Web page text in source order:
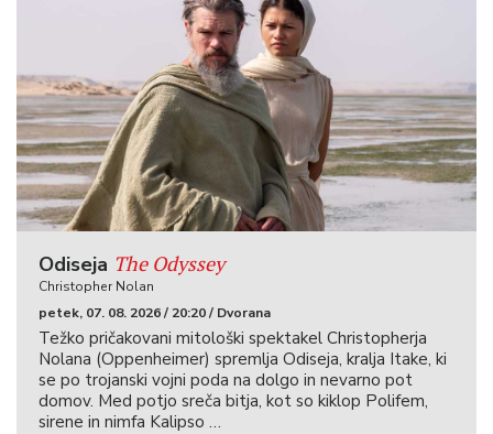
Odiseja The Odyssey
Christopher Nolan
petek, 07. 08. 2026 / 20:20 / Dvorana
Težko pričakovani mitološki spektakel Christopherja
Nolana (Oppenheimer) spremlja Odiseja, kralja Itake, ki
se po trojanski vojni poda na dolgo in nevarno pot
domov. Med potjo sreča bitja, kot so kiklop Polifem,
sirene in nimfa Kalipso …